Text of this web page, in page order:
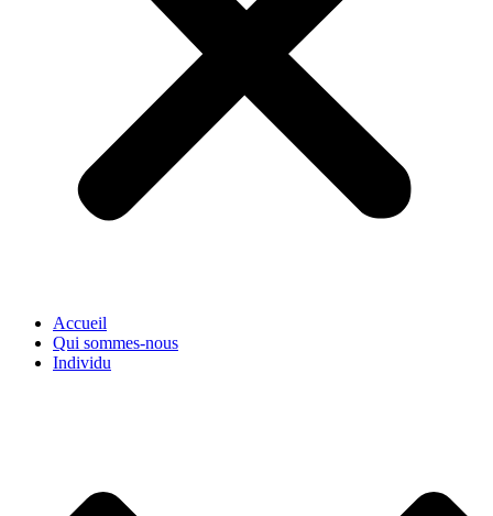
Accueil
Qui sommes-nous
Individu